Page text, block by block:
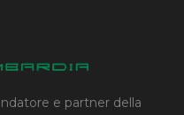
e partner della